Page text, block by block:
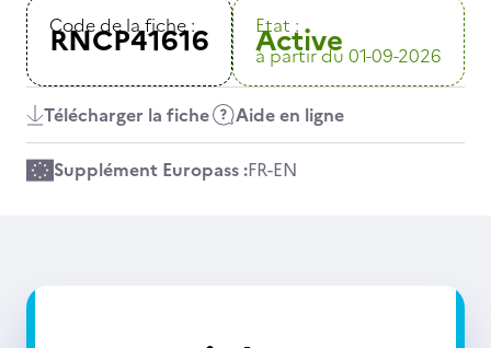
Code de la fiche :
RNCP41616 Etat :
Active
à partir du 01-09-2026
Télécharger la fiche Aide en ligne
Supplément Europass :FR-EN